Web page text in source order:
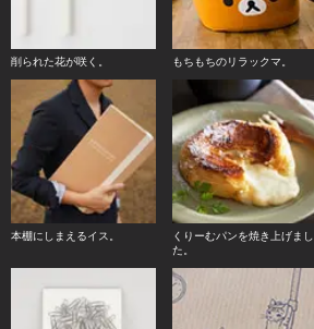
削られた花が咲く。 もちもちのリラックマ。
本棚にしまえるイス。
くりーむパンを焼き上げまし
た。